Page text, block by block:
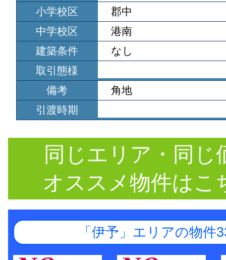
小学校区
郡中
中学校区
港南
建築条件
なし
取引態様
備考
角地
引渡時期
同じエリア・同じ
オススメ物件はこ
「伊予」エリアの物件